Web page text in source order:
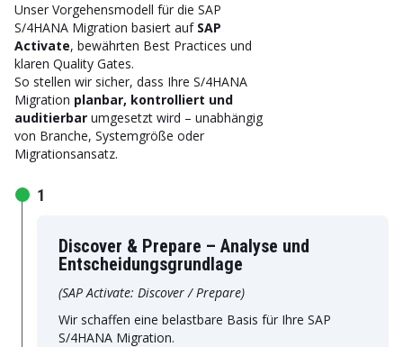
Unser Vorgehensmodell für die SAP
S/4HANA Migration basiert auf SAP
Activate, bewährten Best Practices und
klaren Quality Gates.
So stellen wir sicher, dass Ihre S/4HANA
Migration planbar, kontrolliert und
auditierbar umgesetzt wird – unabhängig
von Branche, Systemgröße oder
Migrationsansatz.
Discover & Prepare – Analyse und
Entscheidungsgrundlage
(SAP Activate: Discover / Prepare)
Wir schaffen eine belastbare Basis für Ihre SAP
S/4HANA Migration.
1